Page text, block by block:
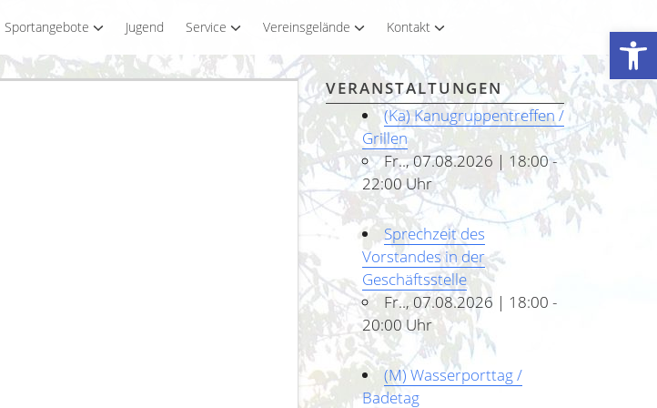
Werkzeugleiste öffnen
Sportangebote Jugend Service Vereinsgelände Kontakt
VERANSTALTUNGEN
(Ka) Kanugruppentreffen /
Grillen
Fr.., 07.08.2026 | 18:00 -
22:00 Uhr
Sprechzeit des
Vorstandes in der
Geschäftsstelle
Fr.., 07.08.2026 | 18:00 -
20:00 Uhr
(M) Wasserporttag /
Badetag